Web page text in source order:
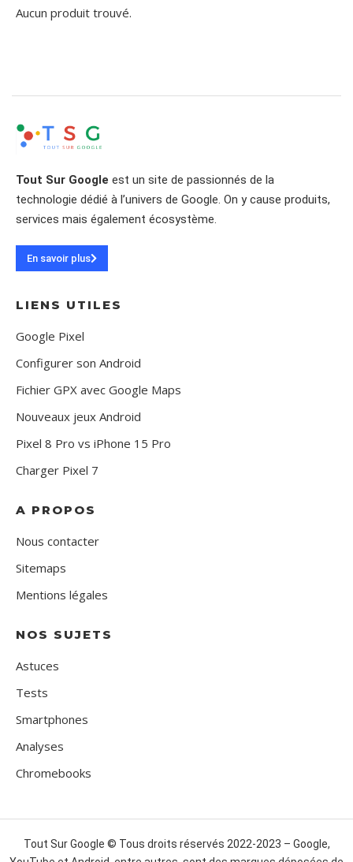
Aucun produit trouvé.
Tout Sur Google est un site de passionnés de la
technologie dédié à l’univers de Google. On y cause produits,
services mais également écosystème.
En savoir plus
LIENS UTILES
Google Pixel
Configurer son Android
Fichier GPX avec Google Maps
Nouveaux jeux Android
Pixel 8 Pro vs iPhone 15 Pro
Charger Pixel 7
A PROPOS
Nous contacter
Sitemaps
Mentions légales
NOS SUJETS
Astuces
Tests
Smartphones
Analyses
Chromebooks
Tout Sur Google © Tous droits réservés 2022-2023 – Google,